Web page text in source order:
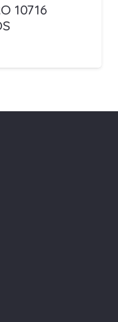
10716